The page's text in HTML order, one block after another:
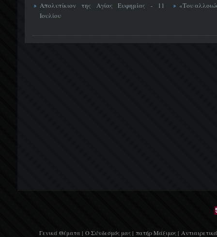
Απολυτίκιον της Αγίας Ευφημίας - 11
Ιουλίου
«Του
Γενικά Θέματα | Ο Σύνδεσμός μας | πατήρ Μάξιμος |